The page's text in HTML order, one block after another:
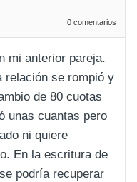
0 comentarios
mi anterior pareja.
relación se rompió y
de 80 cuotas
unas cuantas pero
ni quiere
En la escritura de
podría recuperar